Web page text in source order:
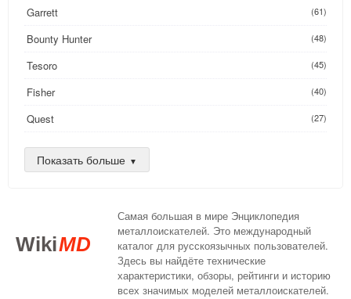
Garrett (61)
Bounty Hunter (48)
Tesoro (45)
Fisher (40)
Quest (27)
Golden Mask
Nokta
XP (14)
(13)
Показать больше
WikiMD
Самая большая в мире Энциклопедия
металлоискателей. Это международный
каталог для русскоязычных пользователей.
Здесь вы найдёте технические
характеристики, обзоры, рейтинги и историю
всех значимых моделей металлоискателей.